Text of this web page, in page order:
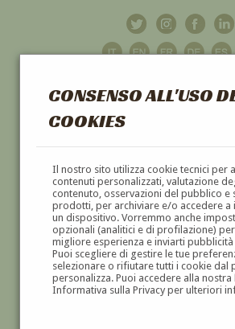
CONSENSO ALL'USO
COOKIES
Il nostro sito utilizza cookie tecnici per
contenuti personalizzati, valutazione
contenuto, osservazioni del pubblico e
prodotti, per archiviare e/o accedere a
un dispositivo. Vorremmo anche
opzionali (analitici e di profilazione)
migliore esperienza e inviarti
Puoi scegliere di gestire le tue
selezionare o rifiutare tutti i cookie dal
personalizza. Puoi accedere alla nostra
Informativa sulla Privacy per ulteriori
GALLERIAD'ARTE
DIPINTI E SCULTURE